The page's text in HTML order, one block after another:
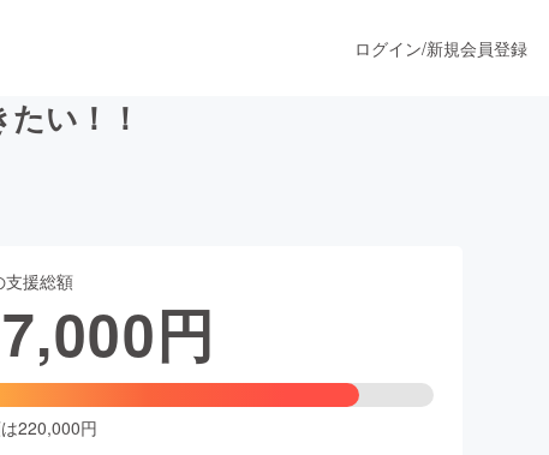
ファッション
ログイン/新規会員登録
い！！
支援総額
円
220,000円